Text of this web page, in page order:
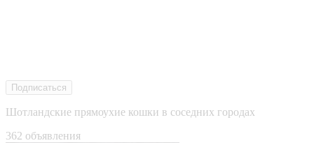
Подписаться
Шотландские прямоухие кошки в соседних городах
362 объявления